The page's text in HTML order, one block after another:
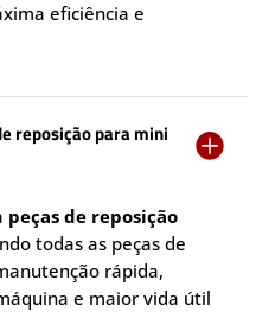
eficiência e
reposição para mini

peças de reposição
todas as peças de
rápida,
e maior vida útil